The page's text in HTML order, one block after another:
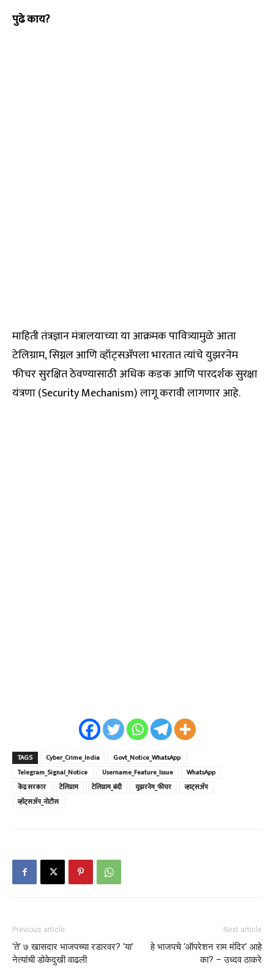
पुढे काय?
माहिती तंत्रज्ञान मंत्रालयाच्या या आक्रमक पावित्र्यामुळे आता
टेलिग्राम, सिग्नल आणि व्हॉट्सॲपला भारतात त्यांचे युझरनेम
फीचर सुरक्षित ठेवण्यासाठी अधिक कडक आणि पारदर्शक सुरक्षा
यंत्रणा (Security Mechanism) लागू करावी लागणार आहे.
TAGS Cyber_Crime_India
Govt_Notice_WhatsApp⁠ ⁠
Telegram_Signal_Notice⁠ ⁠
Username_Feature_Issue⁠
WhatsApp
केंद्र सरकार
टेलिग्राम टेलिग्राम_बंदी⁠ युझरनेम_फीचर⁠
व्हाट्सॲप
व्हॉट्सॲप_नोटीस⁠ ⁠
Previous article
‘ते’ ७ खासदार भाजपच्या रडारवर? ‘या’
नेत्यांची डोकेदुखी वाढली
Next article
हे भाजपचे ‘ऑपरेशन राम मंदिर’ आहे
का? – उध्दव ठाकरे